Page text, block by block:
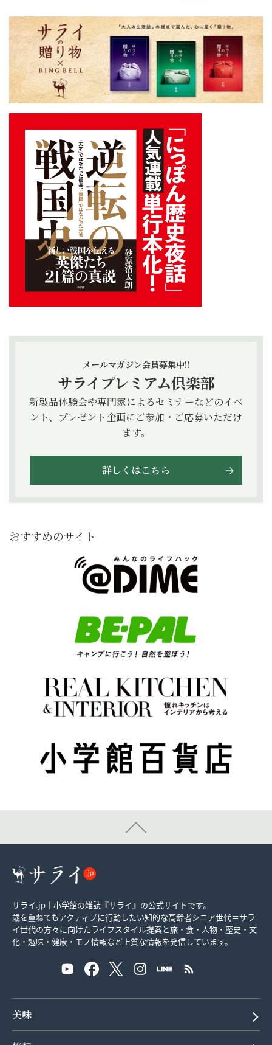
メールマガジン会員募集中!!
サライプレミアム倶楽部
新製品体験会や専門家によるセミナーなどのイベ
ント、プレゼント企画にご参加・ご応募いただけ
ます。
詳しくはこちら
おすすめのサイト
サライ.jp｜小学館の雑誌『サライ』の公式サイトです。
歳を重ねてもアクティブに行動したい知的な高齢者シニア世代＝サラ
イ世代の方々に向けたライフスタイル提案と旅・食・人物・歴史・文
化・趣味・健康・モノ情報など上質な情報を発信しています。
美味